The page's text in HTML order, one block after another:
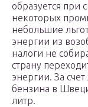
образуется при
некоторых
небольшие
энергии из
налоги не
страну
энергии. За
бензина в
литр.